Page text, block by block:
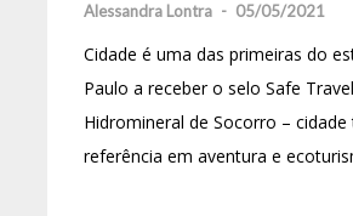
Alessandra Lontra - 05/05/2021
Cidade é uma das primeiras do
Paulo a receber o selo Safe
Hidromineral de Socorro – cidade
referência em aventura e